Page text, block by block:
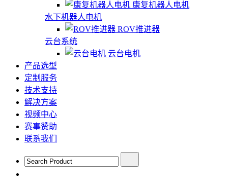
康复机器人电机
水下机器人电机
ROV推进器
云台系统
云台电机
产品选型
定制服务
技术支持
解决方案
视频中心
赛事赞助
联系我们